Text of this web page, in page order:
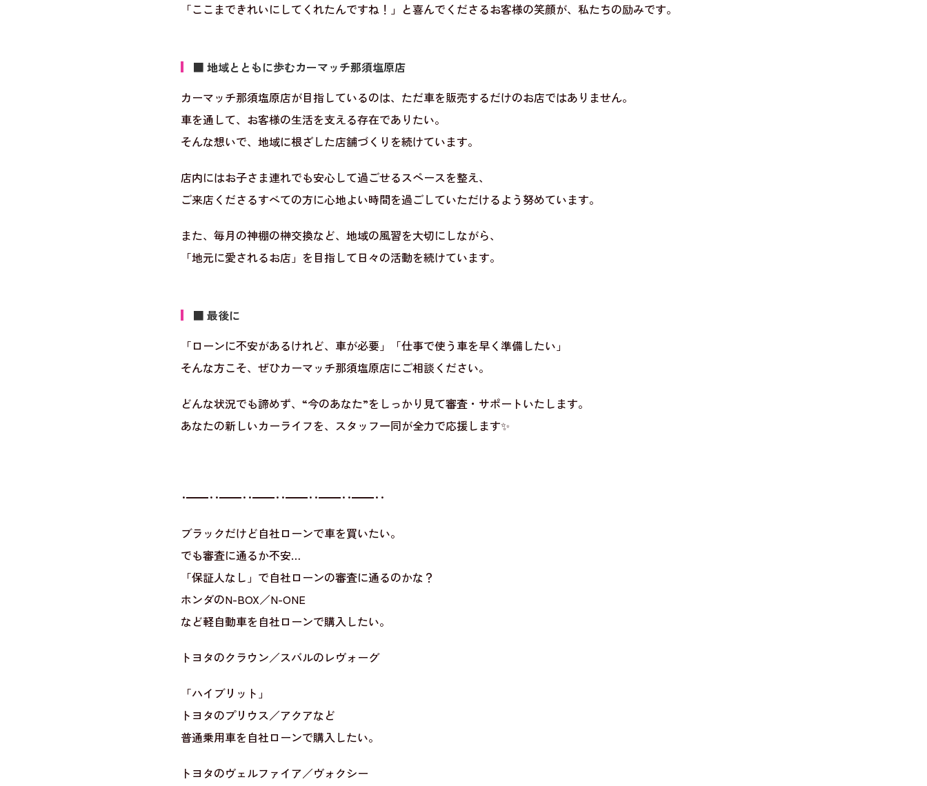
「ここまできれいにしてくれたんですね！」と喜んでくださるお客様の笑顔が、私たちの励みです。
■ 地域とともに歩むカーマッチ那須塩原店
カーマッチ那須塩原店が目指しているのは、ただ車を販売するだけのお店ではありません。
車を通して、お客様の生活を支える存在でありたい。
そんな想いで、地域に根ざした店舗づくりを続けています。
店内にはお子さま連れでも安心して過ごせるスペースを整え、
ご来店くださるすべての方に心地よい時間を過ごしていただけるよう努めています。
また、毎月の神棚の榊交換など、地域の風習を大切にしながら、
「地元に愛されるお店」を目指して日々の活動を続けています。
■ 最後に
「ローンに不安があるけれど、車が必要」「仕事で使う車を早く準備したい」
そんな方こそ、ぜひカーマッチ那須塩原店にご相談ください。
どんな状況でも諦めず、“今のあなた”をしっかり見て審査・サポートいたします。
あなたの新しいカーライフを、スタッフ一同が全力で応援します✨
･━━･･━━･･━━･･━━･･━━･･━━･･
ブラックだけど自社ローンで車を買いたい。
でも審査に通るか不安…
「保証人なし」で自社ローンの審査に通るのかな？
ホンダのN-BOX／N-ONE
など軽自動車を自社ローンで購入したい。
トヨタのクラウン／スバルのレヴォーグ
「ハイブリット」
トヨタのプリウス／アクアなど
普通乗用車を自社ローンで購入したい。
トヨタのヴェルファイア／ヴォクシー